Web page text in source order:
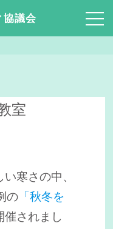
協議会
室
寒さの中、
の 「秋冬を
催されまし